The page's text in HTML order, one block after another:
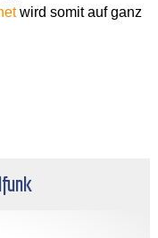
wird somit auf ganz